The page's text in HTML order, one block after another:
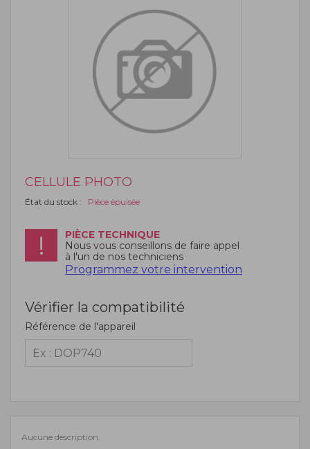
CELLULE PHOTO
État du stock : Pièce épuisée
PIÈCE TECHNIQUE
Nous vous conseillons de faire appel
à l'un de nos techniciens
Programmez votre intervention
Vérifier la compatibilité
Référence de l'appareil
Aucune description.